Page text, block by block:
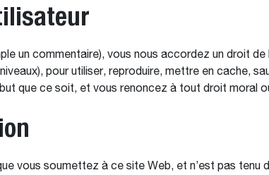
un commentaire), vous nous accordez un droit
pour utiliser, reproduire, mettre en cache,
que ce soit, et vous renoncez à tout droit moral
vous soumettez à ce site Web, et n’est pas tenu